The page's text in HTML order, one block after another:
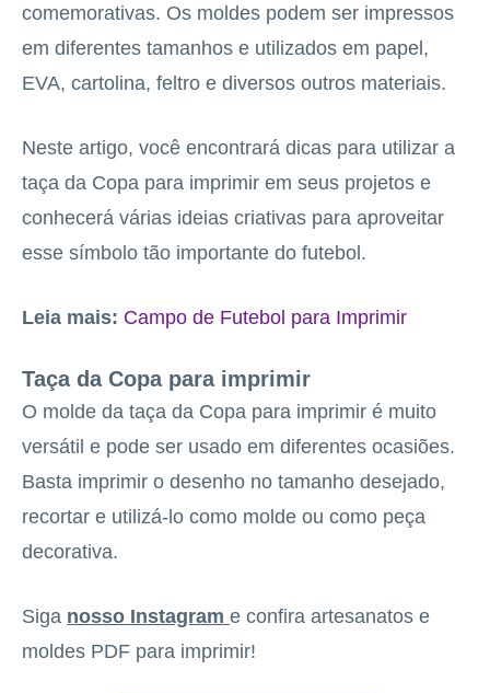
comemorativas. Os moldes podem ser impressos
em diferentes tamanhos e utilizados em papel,
EVA, cartolina, feltro e diversos outros materiais.
Neste artigo, você encontrará dicas para utilizar a
taça da Copa para imprimir em seus projetos e
conhecerá várias ideias criativas para aproveitar
esse símbolo tão importante do futebol.
Leia mais: Campo de Futebol para Imprimir
Taça da Copa para imprimir
O molde da taça da Copa para imprimir é muito
versátil e pode ser usado em diferentes ocasiões.
Basta imprimir o desenho no tamanho desejado,
recortar e utilizá-lo como molde ou como peça
decorativa.
Siga nosso Instagram e confira artesanatos e
moldes PDF para imprimir!